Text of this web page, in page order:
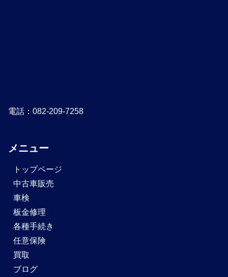
電話：082-209-7258
メニュー
トップページ
中古車販売
車検
板金修理
各種手続き
任意保険
買取
ブログ